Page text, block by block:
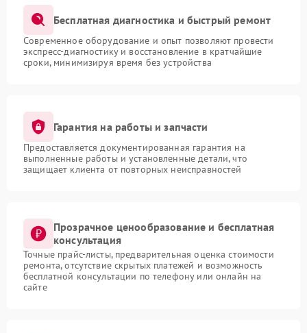
Бесплатная диагностика и быстрый ремонт
Современное оборудование и опыт позволяют провести
экспресс-диагностику и восстановление в кратчайшие
сроки, минимизируя время без устройства
Гарантия на работы и запчасти
Предоставляется документированная гарантия на
выполненные работы и установленные детали, что
защищает клиента от повторных неисправностей
Прозрачное ценообразование и бесплатная
консультация
Точные прайс-листы, предварительная оценка стоимости
ремонта, отсутствие скрытых платежей и возможность
бесплатной консультации по телефону или онлайн на
сайте